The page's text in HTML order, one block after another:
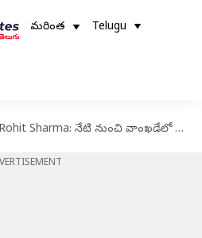
మరింత Telugu
Rohit Sharma: నేటి నుంచి వాంఖ‌డేలో అందుబాటులోకి రానున్న 'రోహిత్ శ‌ర్మ' స్టాండ్